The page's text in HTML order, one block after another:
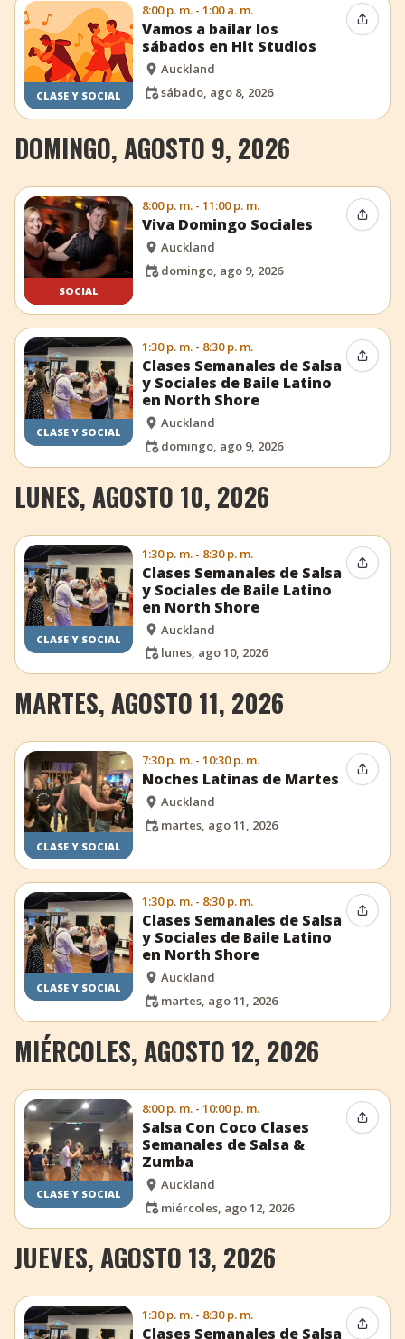
CLASE Y SOCIAL
8:00 p. m. - 1:00 a. m.
Vamos a bailar los
sábados en Hit Studios
Auckland
sábado, ago 8, 2026
DOMINGO, AGOSTO 9, 2026
SOCIAL
8:00 p. m. - 11:00 p. m.
Viva Domingo Sociales
Auckland
domingo, ago 9, 2026
CLASE Y SOCIAL
1:30 p. m. - 8:30 p. m.
Clases Semanales de Salsa
y Sociales de Baile Latino
en North Shore
Auckland
domingo, ago 9, 2026
LUNES, AGOSTO 10, 2026
CLASE Y SOCIAL
1:30 p. m. - 8:30 p. m.
Clases Semanales de Salsa
y Sociales de Baile Latino
en North Shore
Auckland
lunes, ago 10, 2026
MARTES, AGOSTO 11, 2026
CLASE Y SOCIAL
7:30 p. m. - 10:30 p. m.
Noches Latinas de Martes
Auckland
martes, ago 11, 2026
CLASE Y SOCIAL
1:30 p. m. - 8:30 p. m.
Clases Semanales de Salsa
y Sociales de Baile Latino
en North Shore
Auckland
martes, ago 11, 2026
MIÉRCOLES, AGOSTO 12, 2026
CLASE Y SOCIAL
8:00 p. m. - 10:00 p. m.
Salsa Con Coco Clases
Semanales de Salsa &
Zumba
Auckland
miércoles, ago 12, 2026
JUEVES, AGOSTO 13, 2026
1:30 p. m. - 8:30 p. m.
Clases Semanales de Salsa